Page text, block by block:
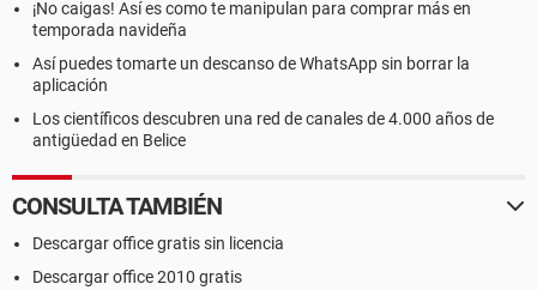
¡No caigas! Así es como te manipulan para comprar más en
temporada navideña
Así puedes tomarte un descanso de WhatsApp sin borrar la
aplicación
Los científicos descubren una red de canales de 4.000 años de
antigüedad en Belice
CONSULTA TAMBIÉN
Descargar office gratis sin licencia
Descargar office 2010 gratis